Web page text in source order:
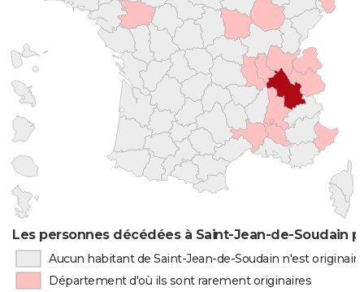
Les personnes décédées à Saint-Jean-de-Soudain
Aucun habitant de Saint-Jean-de-Soudain n'est
Département d'où ils sont rarement originaires